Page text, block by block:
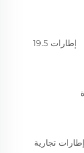
إطارات 19.5
إطارات تجارية